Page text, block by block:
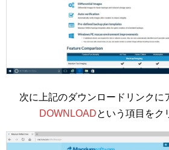
次に上記のダウンロードリンクに
DOWNLOADという項目をク